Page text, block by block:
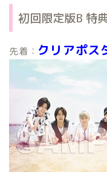
初回限定版B 特
先着： クリアポス